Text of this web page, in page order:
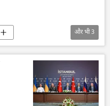
और भी3